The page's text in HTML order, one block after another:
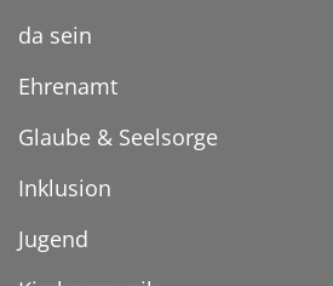
da sein
Ehrenamt
Glaube & Seelsorge
Inklusion
Jugend